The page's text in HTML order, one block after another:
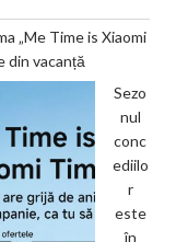
„Me Time is Xiaomi
din vacanță
Sezo
nul
conc
ediilo
r
este
în